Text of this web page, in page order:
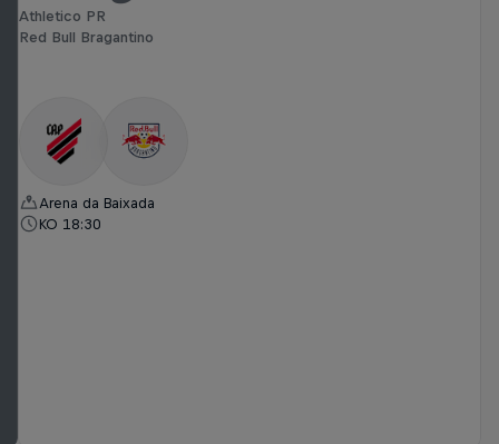
Athletico PR
Red Bull Bragantino
Arena da Baixada
KO 18:30